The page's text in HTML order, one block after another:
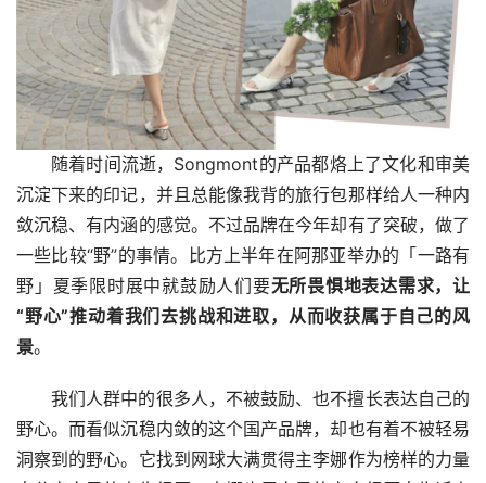
随着时间流逝，Songmont的产品都烙上了文化和审美
沉淀下来的印记，并且总能像我背的旅行包那样给人一种内
敛沉稳、有内涵的感觉。不过品牌在今年却有了突破，做了
一些比较“野”的事情。比方上半年在阿那亚举办的「一路有
野」夏季限时展中就鼓励人们要无所畏惧地表达需求，让
“野心”推动着我们去挑战和进取，从而收获属于自己的风
景。
我们人群中的很多人，不被鼓励、也不擅长表达自己的
野心。而看似沉稳内敛的这个国产品牌，却也有着不被轻易
洞察到的野心。它找到网球大满贯得主李娜作为榜样的力量